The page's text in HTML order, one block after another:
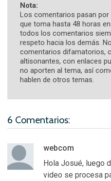
Nota:
Los comentarios pasan
que toma hasta 48 horas
todos los comentarios
respeto hacia los demás.
comentarios difamatorios,
altisonantes, con enlaces
no aporten al tema, así
hablen de otros temas.
6 Comentarios:
webcom
Hola Josué, luego
video se procesa